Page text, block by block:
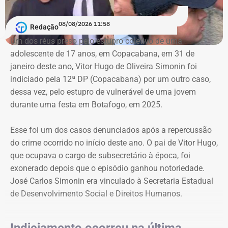
A ação também busca obrigar os responsáveis a publicar
correções ou retratações por pelo menos 30 dias, além de
ressarcir os custos que a prefeitura afirma ter suportado
para responder às informações questionadas.
O valor desses danos não foi calculado. O município
pede ainda indenização por dano moral coletivo, também
pretensões, atribuiu à causa o valor provisório de R$ 1
mil.
Município afirma que ação não busca
impedir críticas
críticas políticas de afirmações factuais que considera
Redação08/08/2026 11:58
Um dos réus preso pelo estupro coletivo de uma
adolescente de 17 anos, em Copacabana, em 31 de
janeiro deste ano, Vitor Hugo de Oliveira Simonin foi
indiciado pela 12ª DP (Copacabana) por um outro caso,
dessa vez, pelo estupro de vulnerável de uma jovem
durante uma festa em Botafogo, em 2025.
Esse foi um dos casos denunciados após a repercussão
do crime ocorrido no início deste ano. O pai de Vitor Hugo,
que ocupava o cargo de subsecretário à época, foi
exonerado depois que o episódio ganhou notoriedade.
José Carlos Simonin era vinculado à Secretaria Estadual
de Desenvolvimento Social e Direitos Humanos.